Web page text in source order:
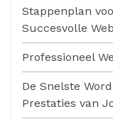
Stappenplan
Succesvolle
Professioneel
De Snelste
Prestaties van